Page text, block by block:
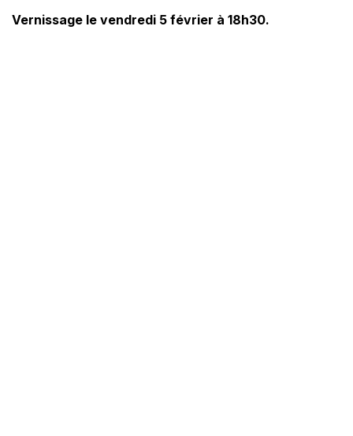
Vernissage le vendredi 5 février à 18h30.